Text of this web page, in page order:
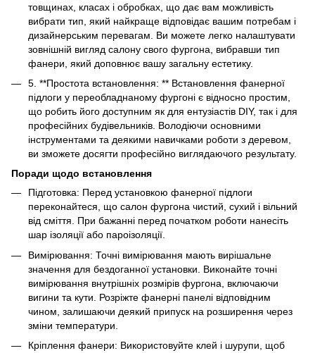
товщинах, класах і обробках, що дає вам можливість
вибрати тип, який найкраще відповідає вашим потребам і
дизайнерським перевагам. Ви можете легко налаштувати
зовнішній вигляд салону свого фургона, вибравши тип
фанери, який доповнює вашу загальну естетику.
5. **Простота встановлення: ** Встановлення фанерної
підлоги у переобладнаному фургоні є відносно простим,
що робить його доступним як для ентузіастів DIY, так і для
професійних будівельників. Володіючи основними
інструментами та деякими навичками роботи з деревом,
ви зможете досягти професійно виглядаючого результату.
Поради щодо встановлення
Підготовка: Перед установкою фанерної підлоги
переконайтеся, що салон фургона чистий, сухий і вільний
від сміття. При бажанні перед початком роботи нанесіть
шар ізоляції або пароізоляції.
Вимірювання: Точні вимірювання мають вирішальне
значення для бездоганної установки. Виконайте точні
вимірювання внутрішніх розмірів фургона, включаючи
вигини та кути. Розріжте фанерні панелі відповідним
чином, залишаючи деякий припуск на розширення через
зміни температури.
Кріплення фанери: Використовуйте клей і шурупи, щоб